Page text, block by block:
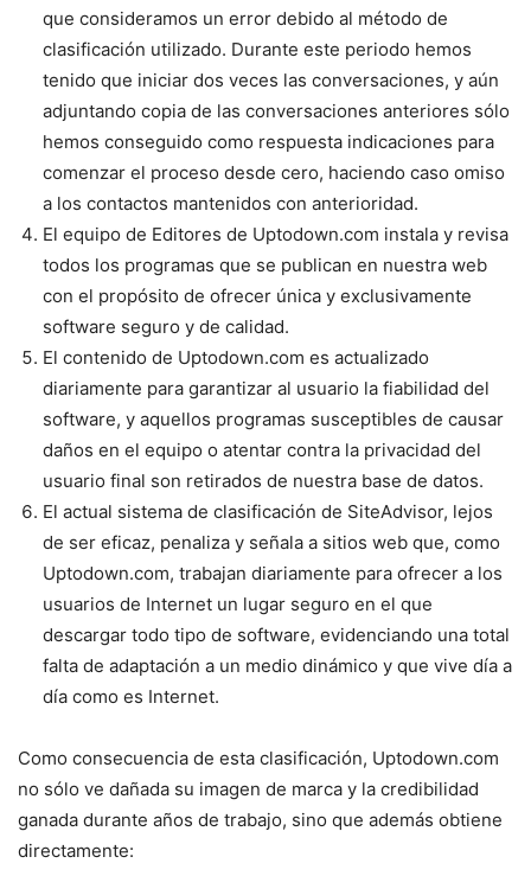
que consideramos un error debido al método de
clasificación utilizado. Durante este periodo hemos
tenido que iniciar dos veces las conversaciones, y aún
adjuntando copia de las conversaciones anteriores sólo
hemos conseguido como respuesta indicaciones para
comenzar el proceso desde cero, haciendo caso omiso
a los contactos mantenidos con anterioridad.
El equipo de Editores de Uptodown.com instala y revisa
todos los programas que se publican en nuestra web
con el propósito de ofrecer única y exclusivamente
software seguro y de calidad.
El contenido de Uptodown.com es actualizado
diariamente para garantizar al usuario la fiabilidad del
software, y aquellos programas susceptibles de causar
daños en el equipo o atentar contra la privacidad del
usuario final son retirados de nuestra base de datos.
El actual sistema de clasificación de SiteAdvisor, lejos
de ser eficaz, penaliza y señala a sitios web que, como
Uptodown.com, trabajan diariamente para ofrecer a los
usuarios de Internet un lugar seguro en el que
descargar todo tipo de software, evidenciando una total
falta de adaptación a un medio dinámico y que vive día a
día como es Internet.
Como consecuencia de esta clasificación, Uptodown.com
no sólo ve dañada su imagen de marca y la credibilidad
ganada durante años de trabajo, sino que además obtiene
directamente: